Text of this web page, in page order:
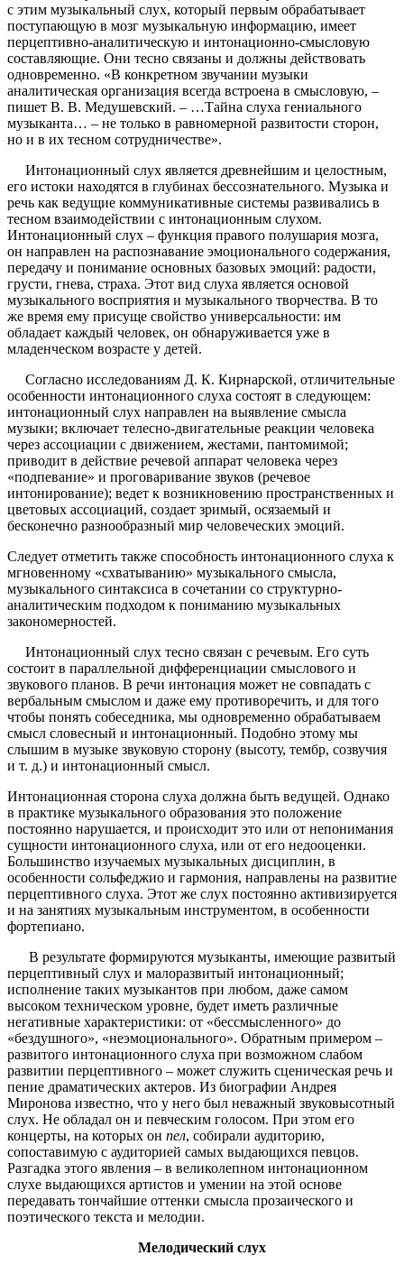
с этим музыкальный слух, который первым обрабатывает
поступающую в мозг музыкальную информацию, имеет
перцептивно-аналитическую и интонационно-смысловую
составляющие. Они тесно связаны и должны действовать
одновременно. «В конкретном звучании музыки
аналитическая организация всегда встроена в смысловую, –
пишет В. В. Медушевский. – …Тайна слуха гениального
музыканта… – не только в равномерной развитости сторон,
но и в их тесном сотрудничестве».
Интонационный слух является древнейшим и целостным,
его истоки находятся в глубинах бессознательного. Музыка и
речь как ведущие коммуникативные системы развивались в
тесном взаимодействии с интонационным слухом.
Интонационный слух – функция правого полушария мозга,
он направлен на распознавание эмоционального содержания,
передачу и понимание основных базовых эмоций: радости,
грусти, гнева, страха. Этот вид слуха является основой
музыкального восприятия и музыкального творчества. В то
же время ему присуще свойство универсальности: им
обладает каждый человек, он обнаруживается уже в
младенческом возрасте у детей.
Согласно исследованиям Д. К. Кирнарской, отличительные
особенности интонационного слуха состоят в следующем:
интонационный слух направлен на выявление смысла
музыки; включает телесно-двигательные реакции человека
через ассоциации с движением, жестами, пантомимой;
приводит в действие речевой аппарат человека через
«подпевание» и проговаривание звуков (речевое
интонирование); ведет к возникновению пространственных и
цветовых ассоциаций, создает зримый, осязаемый и
бесконечно разнообразный мир человеческих эмоций.
Следует отметить также способность интонационного слуха к
мгновенному «схватыванию» музыкального смысла,
музыкального синтаксиса в сочетании со структурно-
аналитическим подходом к пониманию музыкальных
закономерностей.
Интонационный слух тесно связан с речевым. Его суть
состоит в параллельной дифференциации смыслового и
звукового планов. В речи интонация может не совпадать с
вербальным смыслом и даже ему противоречить, и для того
чтобы понять собеседника, мы одновременно обрабатываем
смысл словесный и интонационный. Подобно этому мы
слышим в музыке звуковую сторону (высоту, тембр, созвучия
и т. д.) и интонационный смысл.
Интонационная сторона слуха должна быть ведущей. Однако
в практике музыкального образования это положение
постоянно нарушается, и происходит это или от непонимания
сущности интонационного слуха, или от его недооценки.
Большинство изучаемых музыкальных дисциплин, в
особенности сольфеджио и гармония, направлены на развитие
перцептивного слуха. Этот же слух постоянно активизируется
и на занятиях музыкальным инструментом, в особенности
фортепиано.
В результате формируются музыканты, имеющие развитый
перцептивный слух и малоразвитый интонационный;
исполнение таких музыкантов при любом, даже самом
высоком техническом уровне, будет иметь различные
негативные характеристики: от «бессмысленного» до
«бездушного», «неэмоционального». Обратным примером –
развитого интонационного слуха при возможном слабом
развитии перцептивного – может служить сценическая речь и
пение драматических актеров. Из биографии Андрея
Миронова известно, что у него был неважный звуковысотный
слух. Не обладал он и певческим голосом. При этом его
концерты, на которых он пел, собирали аудиторию,
сопоставимую с аудиторией самых выдающихся певцов.
Разгадка этого явления – в великолепном интонационном
слухе выдающихся артистов и умении на этой основе
передавать тончайшие оттенки смысла прозаического и
поэтического текста и мелодии.
Мелодический слух